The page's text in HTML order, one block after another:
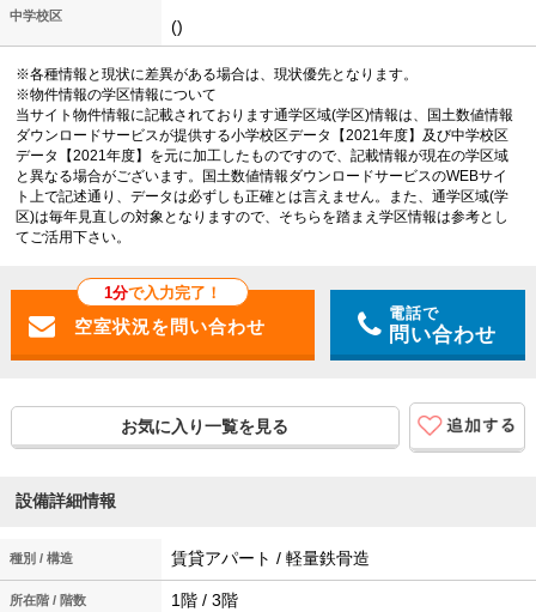
中学校区
()
※各種情報と現状に差異がある場合は、現状優先となります。
※物件情報の学区情報について
当サイト物件情報に記載されております通学区域(学区)情報は、国土数値情報
ダウンロードサービスが提供する小学校区データ【2021年度】及び中学校区
データ【2021年度】を元に加工したものですので、記載情報が現在の学区域
と異なる場合がございます。国土数値情報ダウンロードサービスのWEBサイ
ト上で記述通り、データは必ずしも正確とは言えません。また、通学区域(学
区)は毎年見直しの対象となりますので、そちらを踏まえ学区情報は参考とし
てご活用下さい。
1分で入力完了！
電話で
問い合わせ
お気に入り一覧を見る
設備詳細情報
種別 / 構造 賃貸アパート / 軽量鉄骨造
所在階 / 階数 1階 / 3階